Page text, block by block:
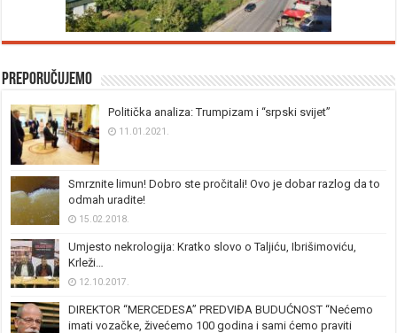
Preporučujemo
Politička analiza: Trumpizam i “srpski svijet”
11.01.2021.
Smrznite limun! Dobro ste pročitali! Ovo je dobar razlog da to
odmah uradite!
15.02.2018.
Umjesto nekrologija: Kratko slovo o Taljiću, Ibrišimoviću,
Krleži…
12.10.2017.
DIREKTOR “MERCEDESA” PREDVIĐA BUDUĆNOST “Nećemo
imati vozačke, živećemo 100 godina i sami ćemo praviti